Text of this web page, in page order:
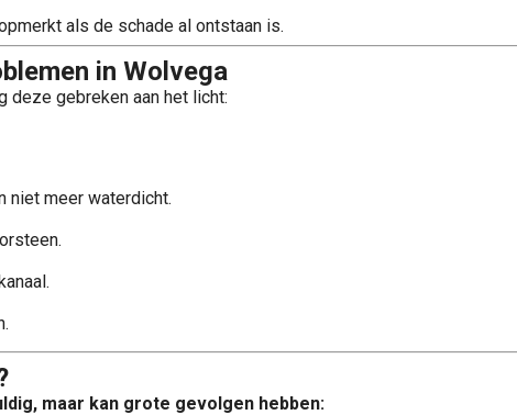
als de schade al ontstaan is.
in Wolvega
deze gebreken aan het licht:
niet meer waterdicht.
maar kan grote gevolgen hebben: